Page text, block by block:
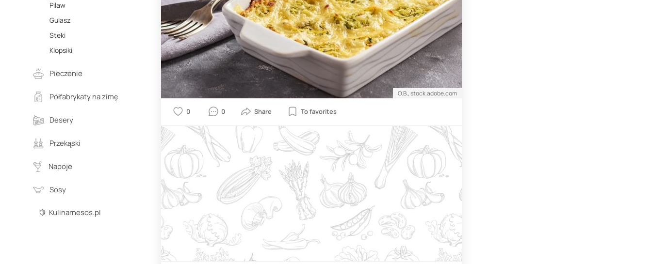
Pilaw
Gulasz
Steki
Klopsiki
Pieczenie
Półfabrykaty na zimę
Desery
Przekąski
Napoje
Sosy
🍋 Kulinarnesos.pl
O.B., stock.adobe.com
0 0